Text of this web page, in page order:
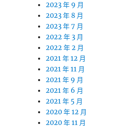
2023 年 9 月
2023 年 8 月
2023 年 7 月
2022 年 3 月
2022 年 2 月
2021 年 12 月
2021 年 11 月
2021 年 9 月
2021 年 6 月
2021 年 5 月
2020 年 12 月
2020 年 11 月